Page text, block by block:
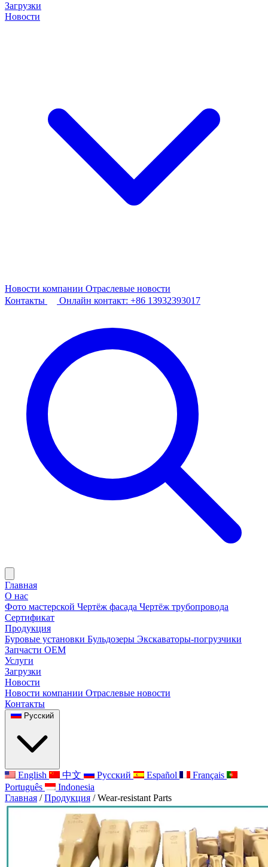
Загрузки
Новости
Новости компании Отраслевые новости
Контакты
Онлайн контакт: +86 13932393017
Главная
О нас
Фото мастерской Чертёж фасада Чертёж трубопровода
Сертификат
Продукция
Буровые установки Бульдозеры Экскаваторы-погрузчики
Запчасти OEM
Услуги
Загрузки
Новости
Новости компании Отраслевые новости
Контакты
Русский
English 中文 Русский Español
Français
Português
Indonesia
Главная / Продукция / Wear-resistant Parts